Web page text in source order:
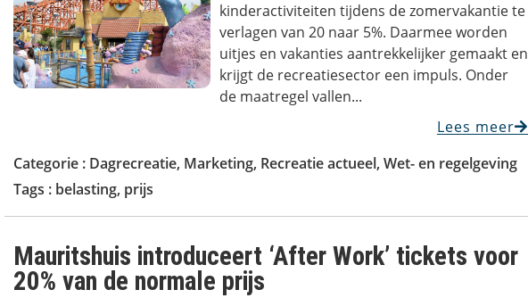
kinderactiviteiten tijdens de zomervakantie te
verlagen van 20 naar 5%. Daarmee worden
uitjes en vakanties aantrekkelijker gemaakt en
krijgt de recreatiesector een impuls. Onder
de maatregel vallen...
Lees meer
Categorie : Dagrecreatie, Marketing, Recreatie actueel, Wet- en regelgeving
Tags : belasting, prijs
Mauritshuis introduceert ‘After Work’ tickets voor
20% van de normale prijs